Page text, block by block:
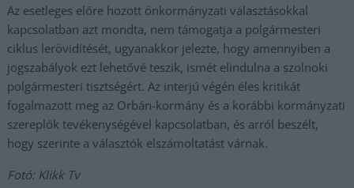
Az esetleges előre hozott önkormányzati választásokkal
kapcsolatban azt mondta, nem támogatja a polgármesteri
ciklus lerövidítését, ugyanakkor jelezte, hogy amennyiben a
jogszabályok ezt lehetővé teszik, ismét elindulna a szolnoki
polgármesteri tisztségért. Az interjú végén éles kritikát
fogalmazott meg az Orbán-kormány és a korábbi kormányzati
szereplők tevékenységével kapcsolatban, és arról beszélt,
hogy szerinte a választók elszámoltatást várnak.
Fotó: Klikk Tv